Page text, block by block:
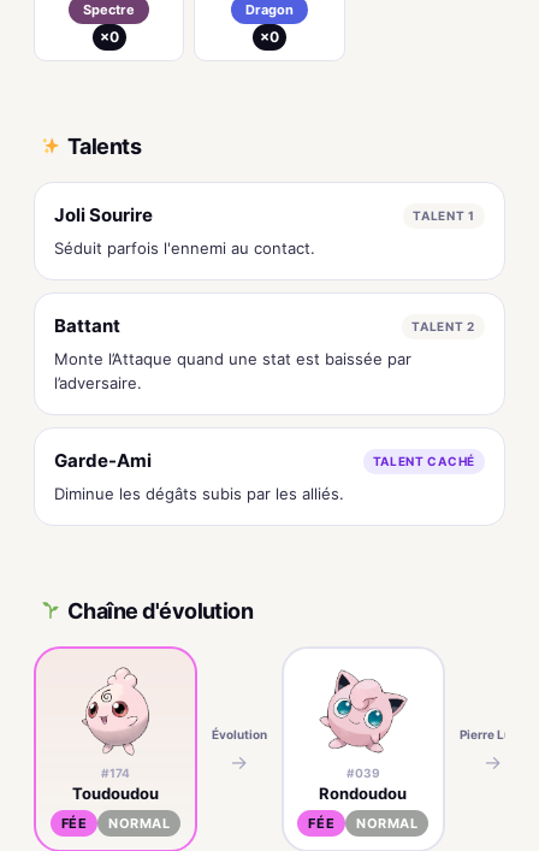
Spectre
×0
Dragon
×0
Talents
Joli Sourire TALENT 1
Séduit parfois l'ennemi au contact.
Battant TALENT 2
Monte l’Attaque quand une stat est baissée par
l’adversaire.
Garde-Ami TALENT CACHÉ
Diminue les dégâts subis par les alliés.
Chaîne d'évolution
#174
Toudoudou
FÉE NORMAL
Évolution
→ #039
Rondoudou
FÉE NORMAL
Pierre Lune
→